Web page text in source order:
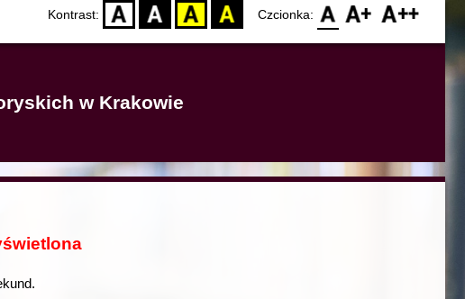
Kontrast: D BW YB BY Czcionka: F0 F1 F2
w Krakowie